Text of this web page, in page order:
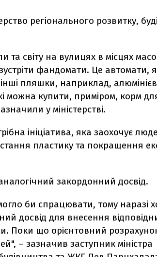
регіонального розвитку,
та світу на вулицях в місцях
фандомати. Це автомати,
пляшки, наприклад,
можна купити, приміром, корм
у міністерстві.
ініціатива, яка заохочує
пластику та покращення
закордонний досвід.
би спрацювати, тому наразі
досвід для внесення
Поки що орієнтовний
– зазначив заступник міністра